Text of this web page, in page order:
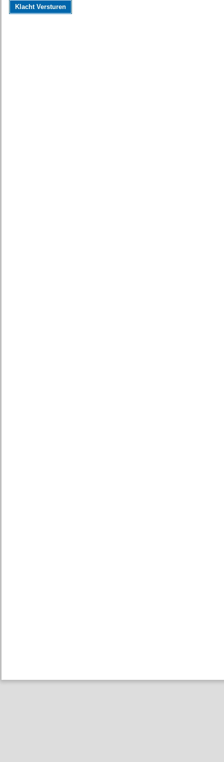
Klacht Versturen